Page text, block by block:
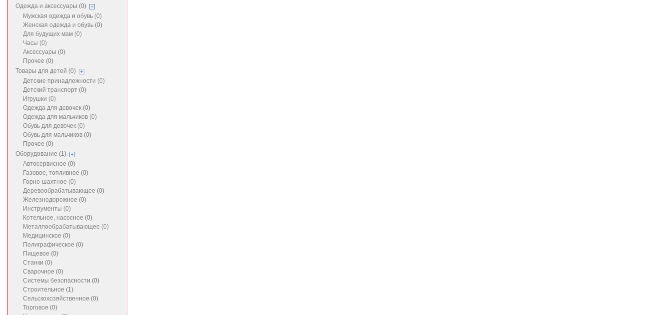
Одежда и аксессуары (0)
Мужская одежда и обувь (0)
Женская одежда и обувь (0)
Для будущих мам (0)
Часы (0)
Аксессуары (0)
Прочее (0)
Товары для детей (0)
Детские принадлежности (0)
Детский транспорт (0)
Игрушки (0)
Одежда для девочек (0)
Одежда для мальчиков (0)
Обувь для девочек (0)
Обувь для мальчиков (0)
Прочее (0)
Оборудование (1)
Автосервисное (0)
Газовое, топливное (0)
Горно-шахтное (0)
Деревообрабатывающее (0)
Железнодорожное (0)
Инструменты (0)
Котельное, насосное (0)
Металлообрабатывающее (0)
Медицинское (0)
Полиграфическое (0)
Пищевое (0)
Станки (0)
Сварочное (0)
Системы безопасности (0)
Строительное (1)
Сельскохозяйственное (0)
Торговое (0)